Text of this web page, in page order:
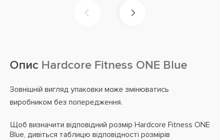
Опис Hardcore Fitness ONE Blue
Зовнішній вигляд упаковки може змінюватись
виробником без попередження.
Щоб визначити відповідний розмір Hardcore Fitness ONE
Blue, дивіться таблицю відповідності розмірів